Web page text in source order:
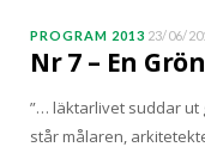
PROGRAM 2013 23/06/
Nr 7 – En
”… läktarlivet suddar ut
står målaren,